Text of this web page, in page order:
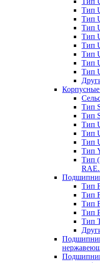
Тип
Тип
Тип
Тип
Тип
Тип
Тип
Тип
Тип
Тип
Тип
Тип
Тип
Тип
Тип
Тип
Тип
Тип
Тип
Тип